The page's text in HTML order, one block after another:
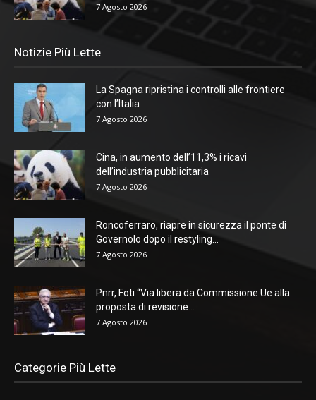
7 Agosto 2026
Notizie Più Lette
La Spagna ripristina i controlli alle frontiere
con l’Italia
7 Agosto 2026
Cina, in aumento dell’11,3% i ricavi
dell’industria pubblicitaria
7 Agosto 2026
Roncoferraro, riapre in sicurezza il ponte di
Governolo dopo il restyling...
7 Agosto 2026
Pnrr, Foti “Via libera da Commissione Ue alla
proposta di revisione...
7 Agosto 2026
Categorie Più Lette